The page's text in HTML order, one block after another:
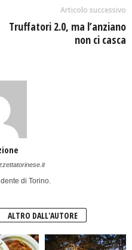
Articolo successivo
Truffatori 2.0, ma l’anziano
non ci casca
di Torino.
ALTRO DALL'AUTORE